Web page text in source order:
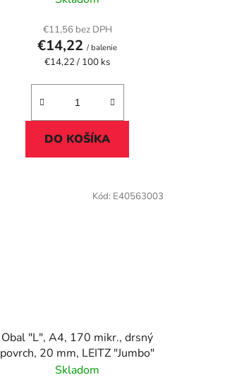
€11,56 bez DPH
€14,22/ balenie
Jednotková
€14,22 / 100 ks
DO KOŠÍKA
Obal "L", A4, 170 mikr., drsný
povrch, 20 mm, LEITZ "Jumbo"
Skladom
Kód: E40563003